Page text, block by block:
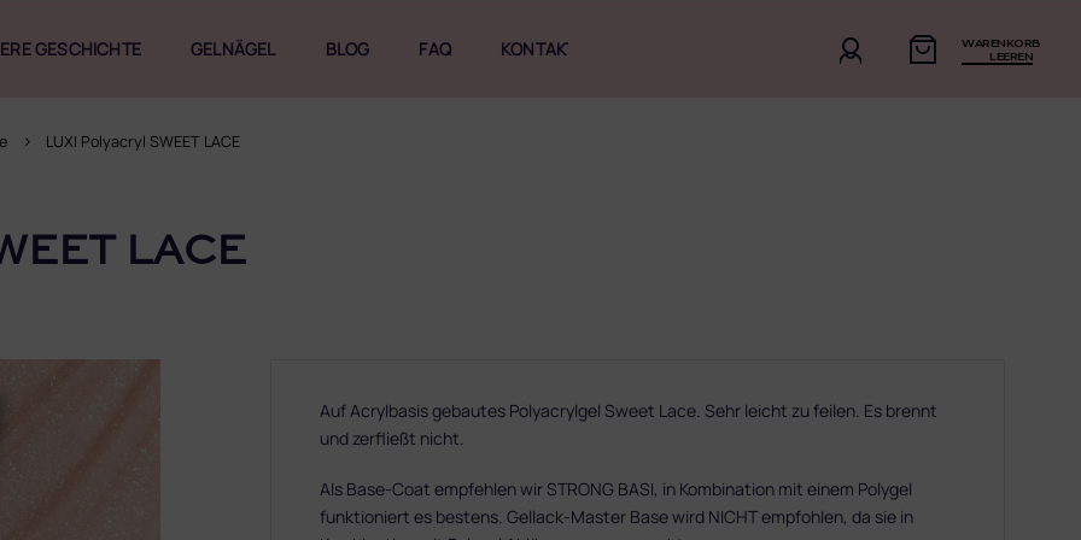
WARENKORB
LEEREN
GESCHICHTE GELNÄGEL BLOG FAQ KONTAKT
LUXI Polyacryl SWEET LACE
LACE
Auf Acrylbasis gebautes Polyacrylgel Sweet Lace. Sehr leicht zu feilen. Es brennt
und zerfließt nicht.
Als Base-Coat empfehlen wir STRONG BASI, in Kombination mit einem Polygel
funktioniert es bestens. Gellack-Master Base wird NICHT empfohlen, da sie in